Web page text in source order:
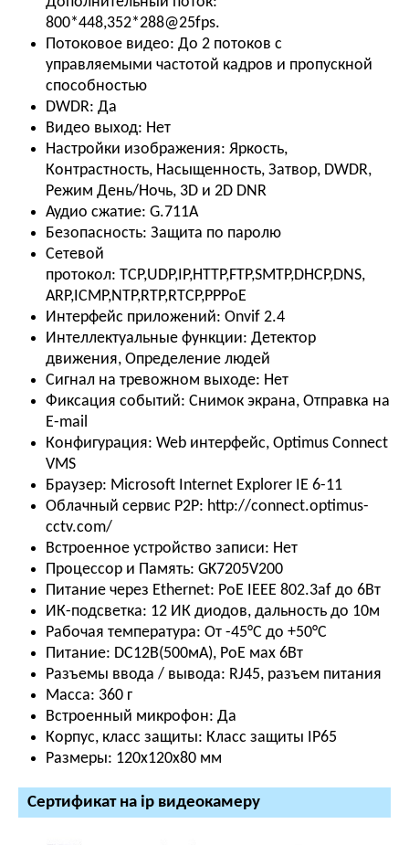
800*448,352*288@25fps.
Потоковое видео: До 2 потоков с
управляемыми частотой кадров и пропускной
способностью
DWDR: Да
Видео выход: Нет
Настройки изображения: Яркость,
Контрастность, Насыщенность, Затвор, DWDR,
Режим День/Ночь, 3D и 2D DNR
Аудио сжатие: G.711A
Безопасность: Защита по паролю
Сетевой
протокол: TCP,UDP,IP,HTTP,FTP,SMTP,DHCP,DNS,
ARP,ICMP,NTP,RTP,RTCP,PPPoE
Интерфейс приложений: Onvif 2.4
Интеллектуальные функции: Детектор
движения, Определение людей
Сигнал на тревожном выходе: Нет
Фиксация событий: Снимок экрана, Отправка на
E-mail
Конфигурация: Web интерфейс, Optimus Connect
VMS
Браузер: Microsoft Internet Explorer IE 6-11
Облачный сервис P2P: http://connect.optimus-
cctv.com/
Встроенное устройство записи: Нет
Процессор и Память: GK7205V200
Питание через Ethernet: PoE IEEE 802.3af до 6Вт
ИК-подсветка: 12 ИК диодов, дальность до 10м
Рабочая температура: От -45°С до +50°С
Питание: DC12В(500мА), PoE мах 6Вт
Разъемы ввода / вывода: RJ45, разъем питания
Масса: 360 г
Встроенный микрофон: Да
Корпус, класс защиты: Класс защиты IР65
Размеры: 120х120х80 мм
Сертификат на ip видеокамеру